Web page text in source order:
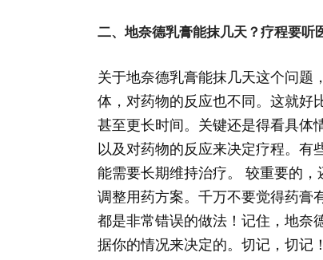
二、地奈德乳膏能抹几天？疗程要听
关于地奈德乳膏能抹几天这个问题
体，对药物的反应也不同。这就好
甚至更长时间。关键还是得看具体
以及对药物的反应来决定疗程。有
能需要长期维持治疗。 较重要的
调整用药方案。千万不要觉得药膏
都是非常错误的做法！记住，地奈
据你的情况来决定的。切记，切记！